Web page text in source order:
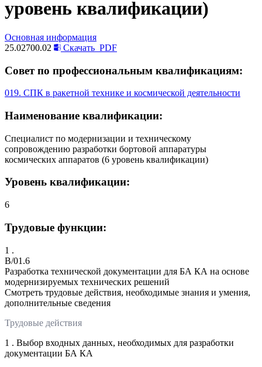
уровень квалификации)
Основная информация
25.02700.02
Скачать PDF
Совет по профессиональным квалификациям:
019. СПК в ракетной технике и космической деятельности
Наименование квалификации:
Специалист по модернизации и техническому
сопровождению разработки бортовой аппаратуры
космических аппаратов (6 уровень квалификации)
Уровень квалификации:
6
Трудовые функции:
1 .
B/01.6
Разработка технической документации для БА КА на основе
модернизируемых технических решений
Смотреть трудовые действия, необходимые знания и умения,
дополнительные сведения
Трудовые действия
1 . Выбор входных данных, необходимых для разработки
документации БА КА